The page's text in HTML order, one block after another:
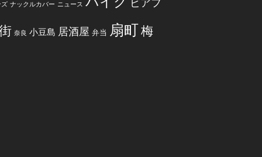
ズ ナックルカバー ニュース ビアフ
奈良 小豆島 居酒屋 弁当 扇町梅